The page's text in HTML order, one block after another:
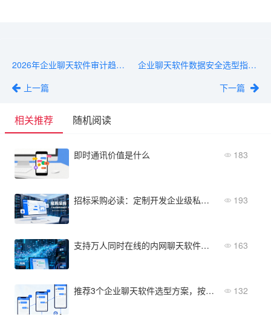
2026年企业聊天软件审计趋势：AI异常行为分析
上一篇
企业聊天软件数据安全选型指南：数据主权、容灾备份
下一篇
相关推荐 随机阅读
即时通讯价值是什么 183
招标采购必读：定制开发企业级私有化IM软件哪家好？ 193
支持万人同时在线的内网聊天软件有哪些？市场主流产品盘点 163
推荐3个企业聊天软件选型方案，按企业规模匹配 132